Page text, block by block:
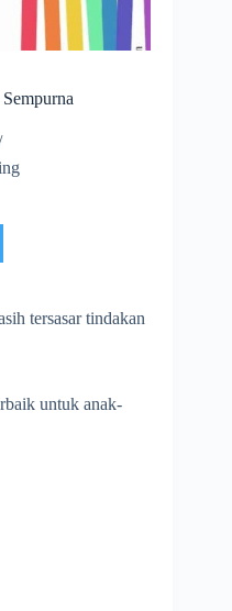
tersasar tindakan
untuk anak-